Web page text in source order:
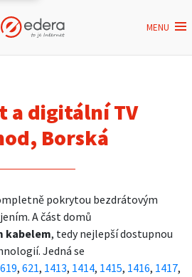
MENU
a digitální TV
Borská
pokrytou bezdrátovým
A část domů
kabelem, tedy nejlepší dostupnou
Jedná se
619, 621, 1413, 1414, 1415, 1416, 1417,